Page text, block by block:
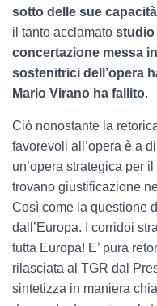
sotto delle sue capacità
il tanto acclamato studio
concertazione messa
sostenitrici dell’opera
Mario Virano ha fallito.
Ciò nonostante la
favorevoli all’opera è a
un’opera strategica per
trovano giustificazione
Così come la questione
dall’Europa. I corridoi
tutta Europa! E’ pura
rilasciata al TGR dal
sintetizza in maniera